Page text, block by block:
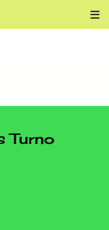
Turno